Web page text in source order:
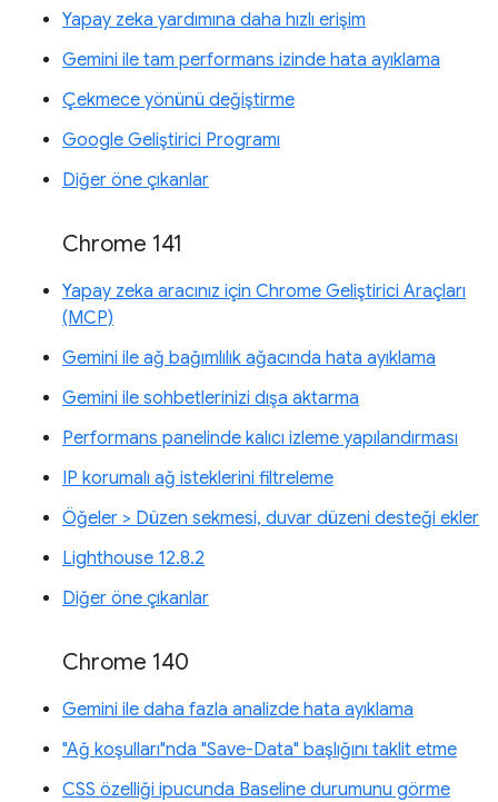
Yapay zeka yardımına daha hızlı erişim
Gemini ile tam performans izinde hata ayıklama
Çekmece yönünü değiştirme
Google Geliştirici Programı
Diğer öne çıkanlar
Chrome 141
Yapay zeka aracınız için Chrome Geliştirici Araçları
(MCP)
Gemini ile ağ bağımlılık ağacında hata ayıklama
Gemini ile sohbetlerinizi dışa aktarma
Performans panelinde kalıcı izleme yapılandırması
IP korumalı ağ isteklerini filtreleme
Öğeler > Düzen sekmesi, duvar düzeni desteği ekler
Lighthouse 12.8.2
Diğer öne çıkanlar
Chrome 140
Gemini ile daha fazla analizde hata ayıklama
"Ağ koşulları"nda "Save-Data" başlığını taklit etme
CSS özelliği ipucunda Baseline durumunu görme